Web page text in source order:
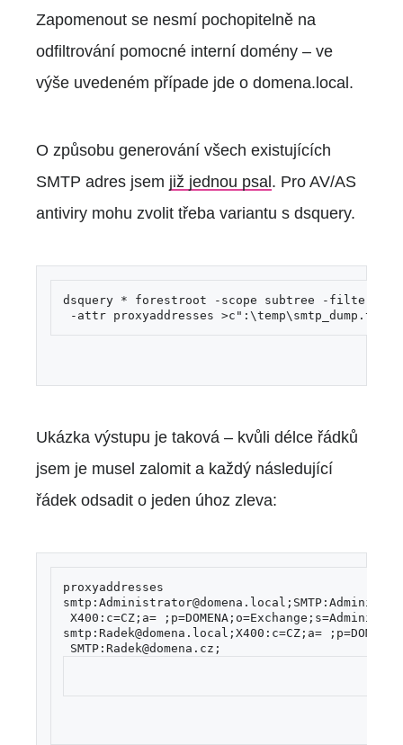
Zapomenout se nesmí pochopitelně na
odfiltrování pomocné interní domény – ve
výše uvedeném případe jde o domena.local.
O způsobu generování všech existujících
SMTP adres jsem již jednou psal. Pro AV/AS
antiviry mohu zvolit třeba variantu s dsquery.
dsquery * forestroot -scope subtree -filter
-attr proxyaddresses >c":\temp\smtp_dump.txt
Ukázka výstupu je taková – kvůli délce řádků
jsem je musel zalomit a každý následující
řádek odsadit o jeden úhoz zleva:
proxyaddresses
X400:c=CZ;a=
smtp:Radek@domena.local;X400:c=CZ;a=
SMTP:Radek@domena.cz;